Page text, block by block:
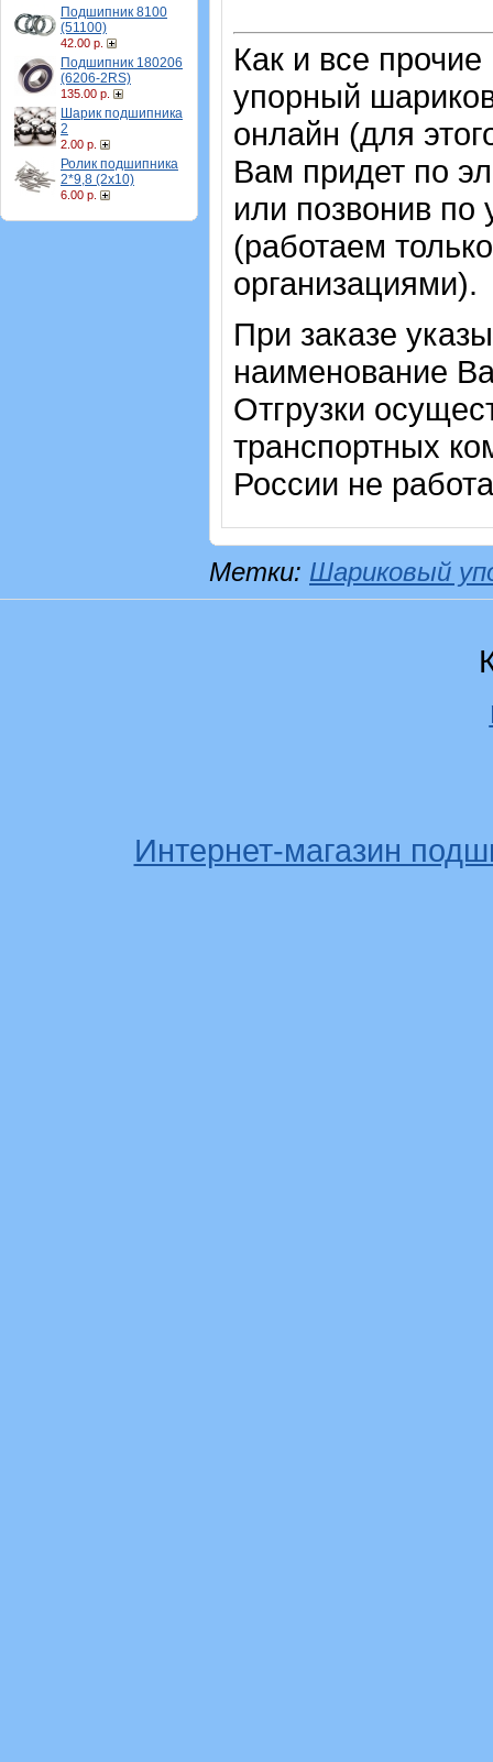
Подшипник 8100
(51100)
42.00 р.
Подшипник 180206
(6206-2RS)
135.00 р.
Шарик подшипника
2
2.00 р.
Ролик подшипника
2*9,8 (2х10)
6.00 р.
Как и все
упорный
онлайн (для
Вам придет по
или позвонив
(работаем
организациями).
При заказе
наименование
Отгрузки
транспортных
России не
Метки: Шариковый
Интернет-магазин